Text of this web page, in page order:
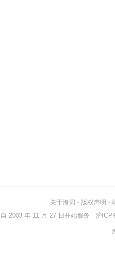
关于海词 - 版权声明 -
2003 年 11 月 27 日开始服务 沪ICP